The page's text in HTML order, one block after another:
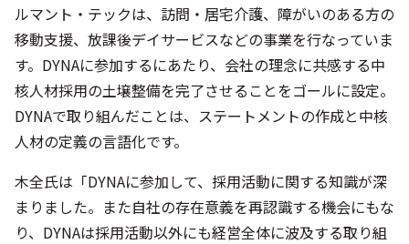
ルマント・テックは、訪問・居宅介護、障がいのある方の
移動支援、放課後デイサービスなどの事業を行なっていま
す。DYNAに参加するにあたり、会社の理念に共感する中
核人材採用の土壌整備を完了させることをゴールに設定。
DYNAで取り組んだことは、ステートメントの作成と中核
人材の定義の言語化です。
木全氏は「DYNAに参加して、採用活動に関する知識が深
まりました。また自社の存在意義を再認識する機会にもな
り、DYNAは採用活動以外にも経営全体に波及する取り組